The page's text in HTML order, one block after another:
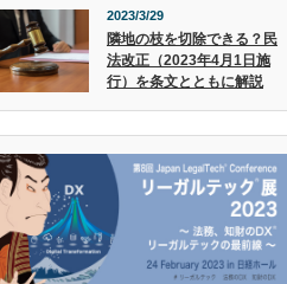
2023/3/29
隣地の枝を切除できる？民
法改正（2023年4月1日施
行）を条文とともに解説